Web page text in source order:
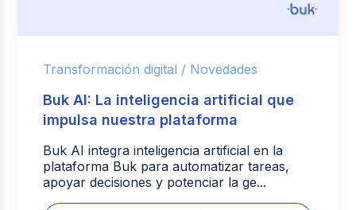
Transformación digital / Novedades
Buk AI: La inteligencia artificial que
impulsa nuestra plataforma
Buk AI integra inteligencia artificial en la
plataforma Buk para automatizar tareas,
apoyar decisiones y potenciar la ge...